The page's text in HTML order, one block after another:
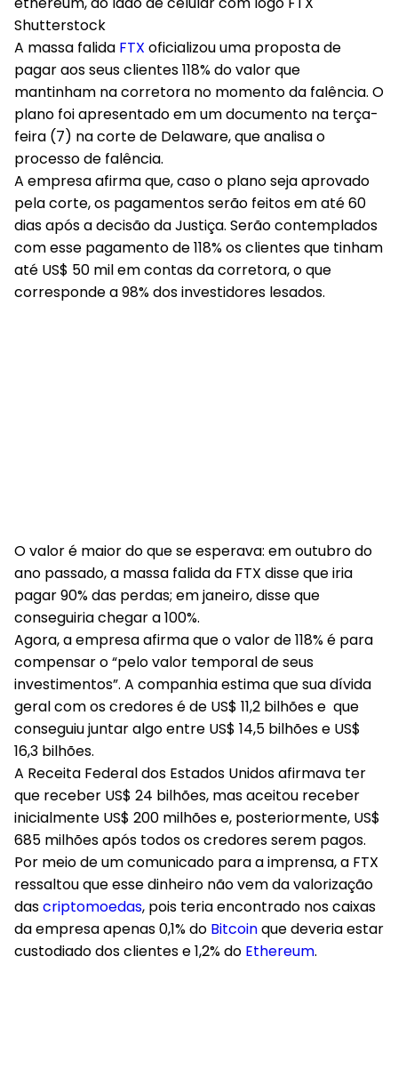
Shutterstock
A massa falida FTX oficializou uma proposta de
pagar aos seus clientes 118% do valor que
mantinham na corretora no momento da falência. O
plano foi apresentado em um documento na terça-
feira (7) na corte de Delaware, que analisa o
processo de falência.
A empresa afirma que, caso o plano seja aprovado
pela corte, os pagamentos serão feitos em até 60
dias após a decisão da Justiça. Serão contemplados
com esse pagamento de 118% os clientes que tinham
até US$ 50 mil em contas da corretora, o que
corresponde a 98% dos investidores lesados.
O valor é maior do que se esperava: em outubro do
ano passado, a massa falida da FTX disse que iria
pagar 90% das perdas; em janeiro, disse que
conseguiria chegar a 100%.
Agora, a empresa afirma que o valor de 118% é para
compensar o “pelo valor temporal de seus
investimentos”. A companhia estima que sua dívida
geral com os credores é de US$ 11,2 bilhões e que
conseguiu juntar algo entre US$ 14,5 bilhões e US$
16,3 bilhões.
A Receita Federal dos Estados Unidos afirmava ter
que receber US$ 24 bilhões, mas aceitou receber
inicialmente US$ 200 milhões e, posteriormente, US$
685 milhões após todos os credores serem pagos.
Por meio de um comunicado para a imprensa, a FTX
ressaltou que esse dinheiro não vem da valorização
dascriptomoedas, pois teria encontrado nos caixas
da empresa apenas 0,1% do Bitcoinque deveria estar
custodiado dos clientes e 1,2% do Ethereum.